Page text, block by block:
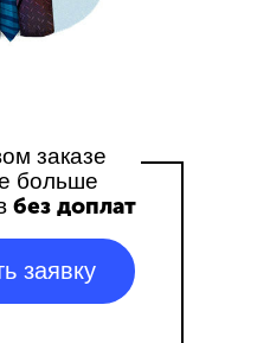
заявку
заказе
больше
без доплат